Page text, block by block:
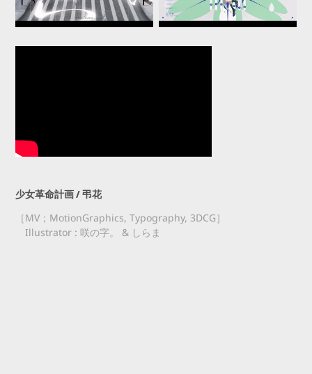
少女革命計画 / 弔花
［MV；MotionGraphics, Typography, 3DCG］
Illustrator : 咲の字。 & しらま